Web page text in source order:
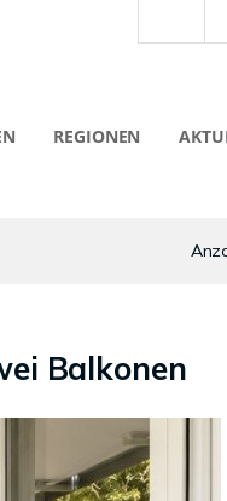
REGIONEN
Balkonen